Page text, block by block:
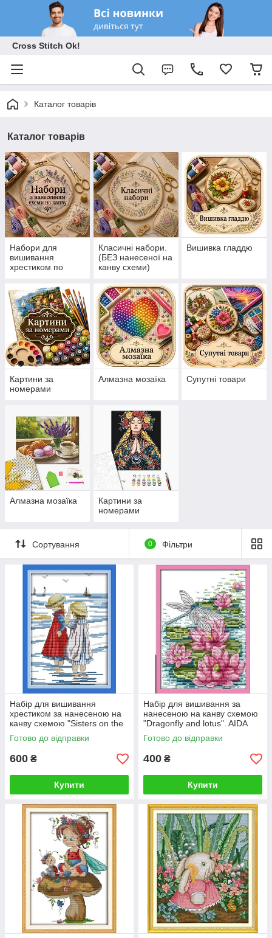
Cross Stitch Ok!
Каталог товарів
Каталог товарів
Набори для
вишивання
хрестиком по
канву схемі
Класичні набори.
(БЕЗ нанесеної на
канву схеми)
Вишивка гладдю
Картини за
номерами
Алмазна мозаїка Супутні товари
Алмазна мозаїка
Картини за
номерами
Сортування 0 Фільтри
Набір для вишивання
хрестиком за нанесеною на
канву схемою "Sisters on the
beach". (AIDA 14CT
printed,19*27 см)
Готово до відправки
600 ₴
Купити
Набір для вишивання за
нанесеною на канву схемою
"Dragonfly and lotus". AIDA
14CT printed, 16*20 см
Готово до відправки
400 ₴
Купити